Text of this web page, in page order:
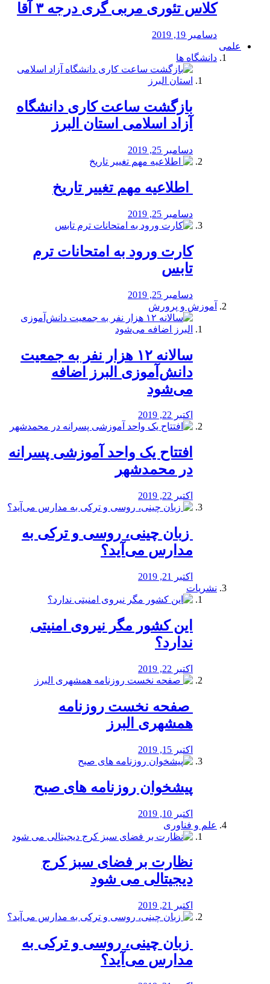
کلاس تئوری مربی گری درجه ۳ آقا
دسامبر 19, 2019
علمی
دانشگاه ها
بازگشت ساعت کاری دانشگاه
آزاد اسلامی استان البرز
دسامبر 25, 2019
️ اطلاعیه مهم تغییر تاریخ
دسامبر 25, 2019
کارت ورود به امتحانات ترم
تابس
دسامبر 25, 2019
آموزش و پرورش
️سالانه ۱۲ هزار نفر به جمعیت
دانش‌آموزی البرز اضافه
می‌شود
اکتبر 22, 2019
افتتاح یک واحد آموزشی پسرانه
در محمدشهر
اکتبر 22, 2019
️ زبان چینی، روسی و ترکی به
مدارس می‌آید؟
اکتبر 21, 2019
نشریات
این کشور مگر نیروی امنیتی
ندارد؟
اکتبر 22, 2019
️ صفحه نخست روزنامه‌
همشهری البرز
اکتبر 15, 2019
پیشخوان روزنامه های صبح
اکتبر 10, 2019
علم و فناوری
نظارت بر فضای سبز کرج
دیجیتالی می شود
اکتبر 21, 2019
️ زبان چینی، روسی و ترکی به
مدارس می‌آید؟